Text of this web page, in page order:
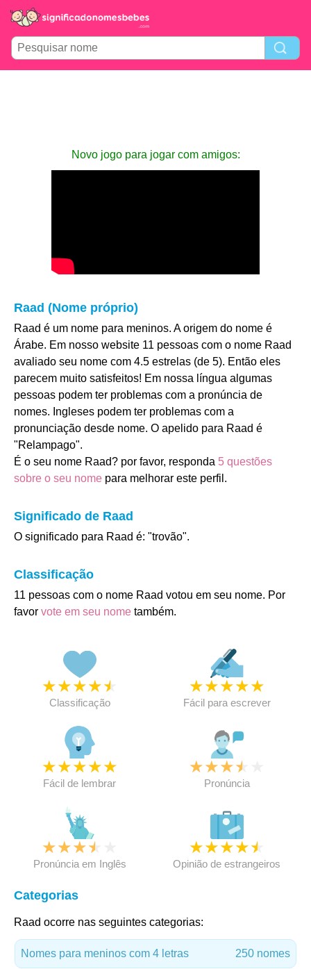
Novo jogo para jogar com amigos:
Raad (Nome próprio)
Raad é um nome para meninos. A origem do nome é
Árabe. Em nosso website 11 pessoas com o nome Raad
avaliado seu nome com 4.5 estrelas (de 5). Então eles
parecem muito satisfeitos! Em nossa língua algumas
pessoas podem ter problemas com a pronúncia de
nomes. Ingleses podem ter problemas com a
pronunciação desde nome. O apelido para Raad é
"Relampago".
É o seu nome Raad? por favor, responda 5 questões
sobre o seu nome para melhorar este perfil.
Significado de Raad
O significado para Raad é: "trovão".
Classificação
11 pessoas com o nome Raad votou em seu nome. Por
favor vote em seu nome também.
★★★★★
Classificação
★★★★★
Fácil para escrever
★★★★★
Fácil de lembrar
★★★★
Pronúncia
★★★★
Pronúncia em Inglês
★★★★★
Opinião de estrangeiros
Categorias
Raad ocorre nas seguintes categorias:
Nomes para meninos com 4 letras 250 nomes